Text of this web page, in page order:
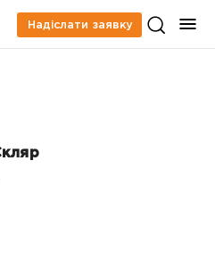
Надіслати заявку